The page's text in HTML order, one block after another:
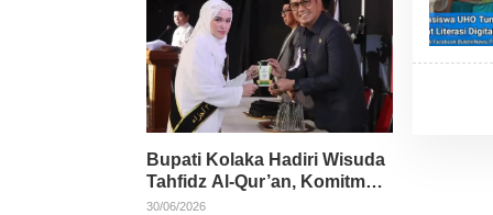
Bupati Kolaka Hadiri Wisuda
Tahfidz Al-Qur’an, Komitmen
Dukung Pendidikan
30/06/2026